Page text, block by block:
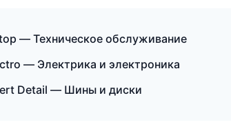
— Техническое обслуживание
— Электрика и электроника
Detail — Шины и диски